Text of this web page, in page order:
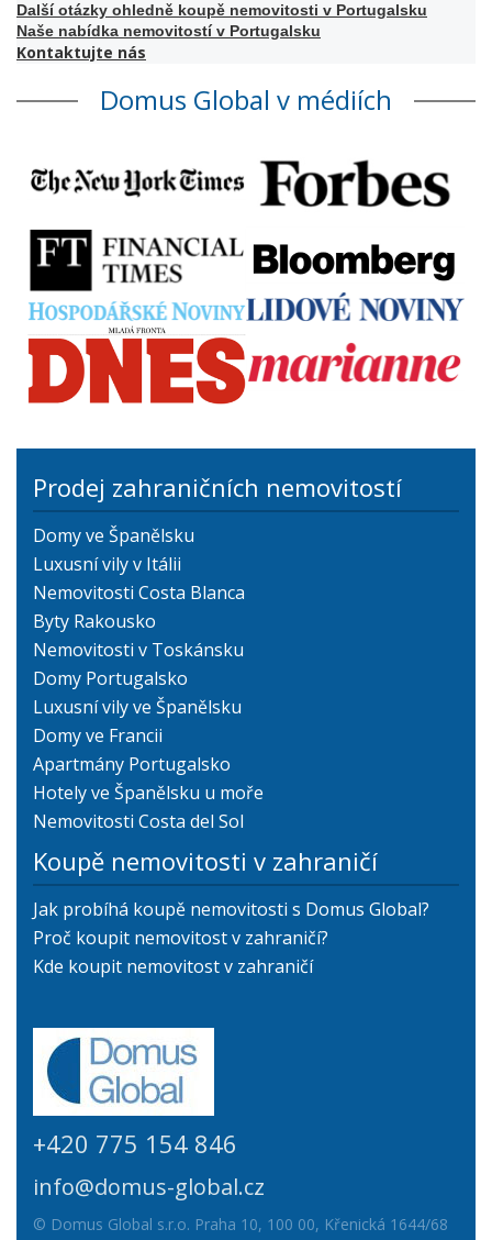
Další otázky ohledně koupě nemovitosti v Portugalsku
Naše nabídka nemovitostí v Portugalsku
Kontaktujte nás
Domus Global v médiích
Prodej zahraničních nemovitostí
Domy ve Španělsku
Luxusní vily v Itálii
Nemovitosti Costa Blanca
Byty Rakousko
Nemovitosti v Toskánsku
Domy Portugalsko
Luxusní vily ve Španělsku
Domy ve Francii
Apartmány Portugalsko
Hotely ve Španělsku u moře
Nemovitosti Costa del Sol
Koupě nemovitosti v zahraničí
Jak probíhá koupě nemovitosti s Domus Global?
Proč koupit nemovitost v zahraničí?
Kde koupit nemovitost v zahraničí
+420 775 154 846
info@domus-global.cz
© Domus Global s.r.o. Praha 10, 100 00, Křenická 1644/68